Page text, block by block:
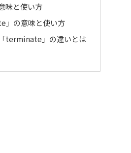
味と使い方
」の意味と使い方
terminate」の違いとは